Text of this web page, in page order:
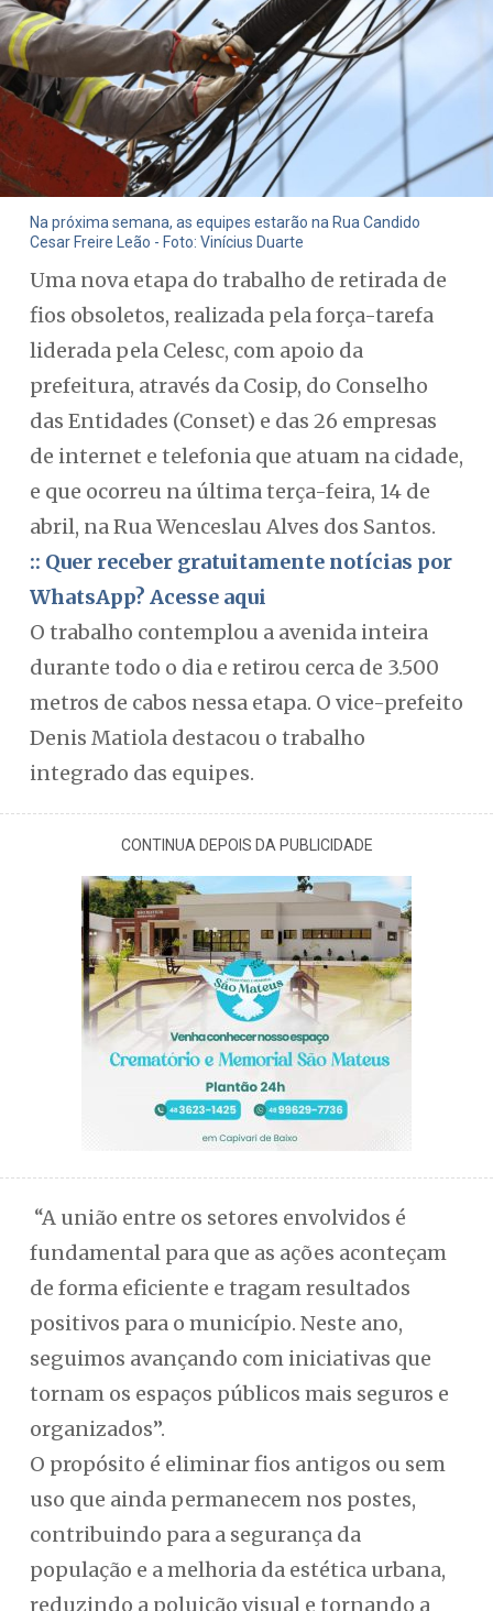
Na próxima semana, as equipes estarão na Rua Candido
Cesar Freire Leão - Foto: Vinícius Duarte
Uma nova etapa do trabalho de retirada de
fios obsoletos, realizada pela força-tarefa
liderada pela Celesc, com apoio da
prefeitura, através da Cosip, do Conselho
das Entidades (Conset) e das 26 empresas
de internet e telefonia que atuam na cidade,
e que ocorreu na última terça-feira, 14 de
abril, na Rua Wenceslau Alves dos Santos.
:: Quer receber gratuitamente notícias por
WhatsApp? Acesse aqui
O trabalho contemplou a avenida inteira
durante todo o dia e retirou cerca de 3.500
metros de cabos nessa etapa. O vice-prefeito
Denis Matiola destacou o trabalho
integrado das equipes.
CONTINUA DEPOIS DA PUBLICIDADE
“A união entre os setores envolvidos é
fundamental para que as ações aconteçam
de forma eficiente e tragam resultados
positivos para o município. Neste ano,
seguimos avançando com iniciativas que
tornam os espaços públicos mais seguros e
organizados”.
O propósito é eliminar fios antigos ou sem
uso que ainda permanecem nos postes,
contribuindo para a segurança da
população e a melhoria da estética urbana,
reduzindo a poluição visual e tornando a